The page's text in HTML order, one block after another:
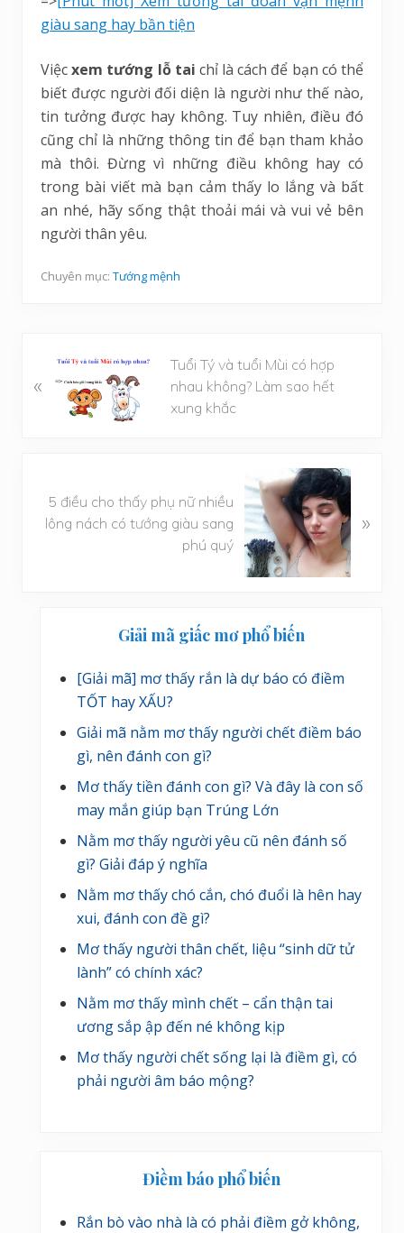
giàu sang hay bần tiện
Việcxem tướng lỗ tai chỉ là cách để bạn có thể
biết được người đối diện là người như thế nào,
tin tưởng được hay không. Tuy nhiên, điều đó
cũng chỉ là những thông tin để bạn tham khảo
mà thôi. Đừng vì những điều không hay có
trong bài viết mà bạn cảm thấy lo lắng và bất
an nhé, hãy sống thật thoải mái và vui vẻ bên
người thân yêu.
Chuyên mục: Tướng mệnh
à
«
Tuổi Tý và tuổi Mùi có hợp
nhau không? Làm sao hết
xung khắc
5 điều cho thấy phụ nữ nhiều
lông nách có tướng giàu sang
phú quý
»
SidebarGiải mã giấc mơ phổ biến
[Giải mã] mơ thấy rắn là dự báo có điềm
TỐT hay XẤU?
Giải mã nằm mơ thấy người chết điềm báo
gì, nên đánh con gì?
Mơ thấy tiền đánh con gì? Và đây là con số
may mắn giúp bạn Trúng Lớn
Nằm mơ thấy người yêu cũ nên đánh số
gì? Giải đáp ý nghĩa
Nằm mơ thấy chó cắn, chó đuổi là hên hay
xui, đánh con đề gì?
Mơ thấy người thân chết, liệu “sinh dữ tử
lành” có chính xác?
Nằm mơ thấy mình chết – cẩn thận tai
ương sắp ập đến né không kịp
Mơ thấy người chết sống lại là điềm gì, có
phải người âm báo mộng?
Điềm báo phổ biến
Rắn bò vào nhà là có phải điềm gở không,